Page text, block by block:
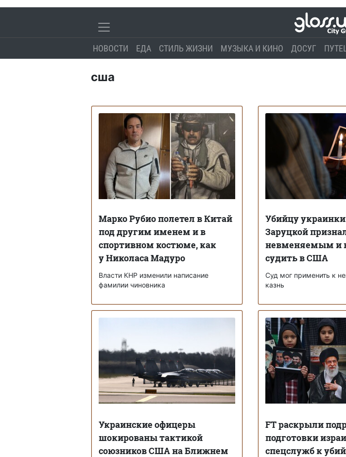
НОВОСТИ ЕДА СТИЛЬ ЖИЗНИ МУЗЫКА И КИНО ДОСУГ
сша
Марко Рубио полетел в Китай
под другим именем и в
спортивном костюме, как
у Николаса Мадуро
Власти КНР изменили написание
фамилии чиновника
Убийцу
Заруцкой
невменяемым и
судить в США
Суд мог применить к
казнь
Украинские офицеры
шокированы тактикой
союзников США на Ближнем
FT раскрыли
подготовки
спецслужб к